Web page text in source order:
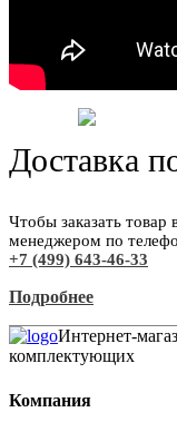
Доставка
Чтобы заказать товар
менеджером по
+7 (499) 643-46-33
Подробнее
Интернет-
комплектующих
Компания